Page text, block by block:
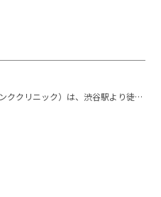
ククリニック）は、渋谷駅より徒歩